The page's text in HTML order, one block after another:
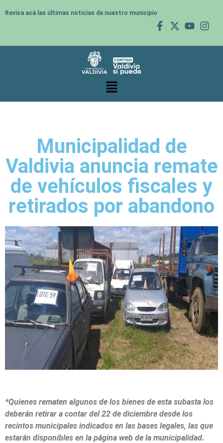
Revisa acá las últimas noticias de nuestro municipio
Municipalidad de
Valdivia anuncia remate
de vehículos fiscales y
retirados por abandono
*Quienes rematen algunos de los bienes de esta subasta los
deberán retirar a contar del 22 de diciembre desde los
recintos municipales indicados en las bases legales, las que
estarán disponibles en la página web de la municipalidad.